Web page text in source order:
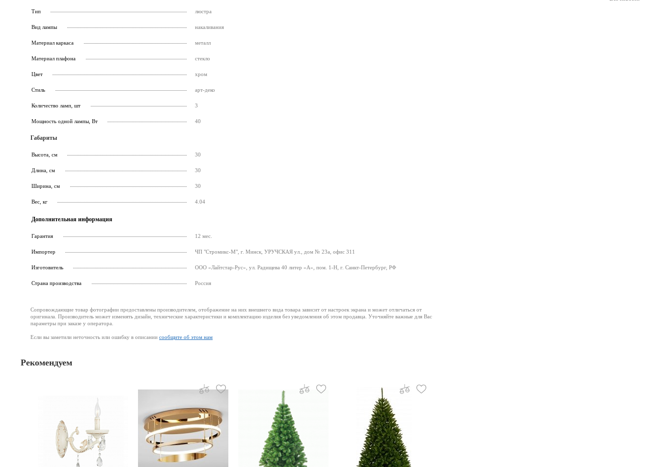
Тип люстра
Вид лампы накаливания
Материал каркаса металл
Материал плафона стекло
Цвет хром
Стиль арт-деко
Количество ламп, шт 3
Мощность одной лампы, Вт 40
Габариты
Высота, см 30
Длина, см 30
Ширина, см 30
Вес, кг 4.04
Дополнительная информация
Гарантия 12 мес.
Импортер ЧП "Стромикс-М", г. Минск, УРУЧСКАЯ ул., дом № 23а, офис 311
Изготовитель ООО «Лайтстар-Рус», ул. Радищева 40 литер «А», пом. 1-Н, г. Санкт-Петербург, РФ
Страна производства Россия
Сопровождающие товар фотографии предоставлены производителем, отображение на них внешнего вида товара зависит от настроек экрана и может отличаться от
оригинала. Производитель может изменять дизайн, технические характеристики и комплектацию изделия без уведомления об этом продавца. Уточняйте важные для Вас
параметры при заказе у оператора.
Если вы заметили неточность или ошибку в описании сообщите об этом нам
Рекомендуем